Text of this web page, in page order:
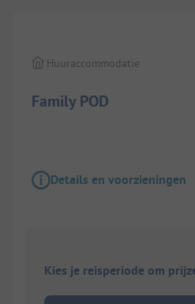
Family POD
Huuraccommodatie
Details en voorzieningen
Kies je reisperiode om